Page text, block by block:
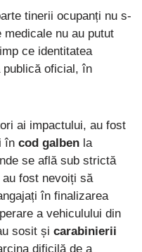
tinerii ocupanți nu s-
nu au putut
ce identitatea
oficial, în
ai impactului, au fost
în cod galben la
se află sub strictă
fost nevoiți să
în finalizarea
a vehiculului din
sosit și carabinierii
dificilă de a